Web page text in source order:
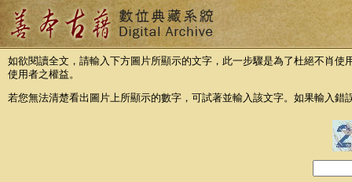
如欲閱讀全文，請輸入下方圖片所顯示的文字，此一步驟是為了杜絕不肖
使用者之權益。
若您無法清楚看出圖片上所顯示的數字，可試著並輸入該文字。如果輸入錯